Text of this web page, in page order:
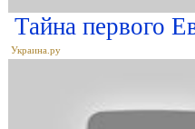
Тайна первого
Украина.ру